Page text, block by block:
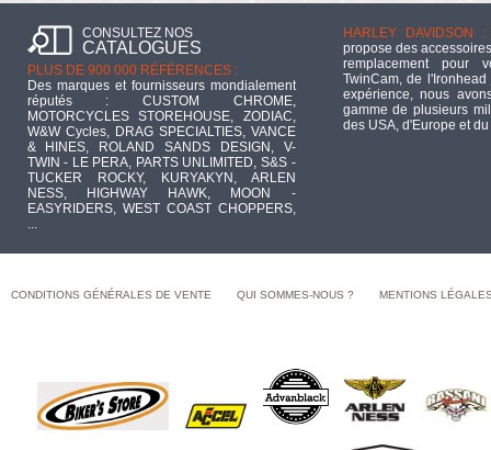
CONSULTEZ NOS
CATALOGUES
PLUS DE 900 000 RÉFÉRENCES :
Des marques et fournisseurs mondialement
réputés : CUSTOM CHROME,
MOTORCYCLES STOREHOUSE, ZODIAC,
W&W Cycles, DRAG SPECIALTIES, VANCE
& HINES, ROLAND SANDS DESIGN, V-
TWIN - LE PERA, PARTS UNLIMITED, S&S -
TUCKER ROCKY, KURYAKYN, ARLEN
NESS, HIGHWAY HAWK, MOON -
EASYRIDERS, WEST COAST CHOPPERS,
HARLEY DAVIDSON :
propose des
remplacement pour
TwinCam, de
expérience, nous
gamme de plusieurs
des USA, d'Europe et
CONDITIONS GÉNÉRALES DE VENTE QUI SOMMES-NOUS ? MENTIONS